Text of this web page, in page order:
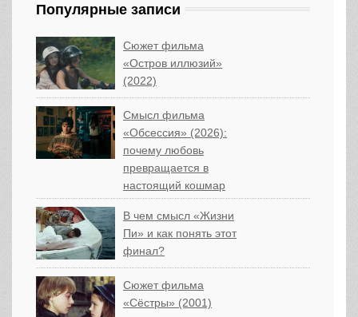
Популярные записи
Сюжет фильма
«Остров иллюзий»
(2022)
Смысл фильма
«Обсессия» (2026):
почему любовь
превращается в
настоящий кошмар
В чем смысл «Жизни
Пи» и как понять этот
финал?
Сюжет фильма
«Сёстры» (2001)